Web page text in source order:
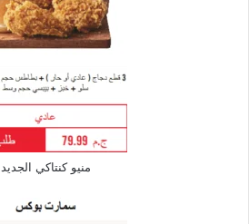
منيو كنتاكي الجديد